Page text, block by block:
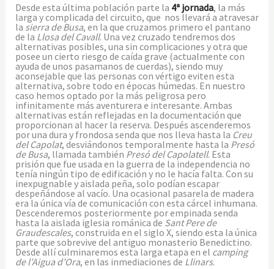
Desde esta última población parte la 4ª jornada, la más
larga y complicada del circuito, que nos llevará a atravesar
la sierra de Busa, en la que cruzamos primero el pantano
de la Llosa del Cavall. Una vez cruzado tendremos dos
alternativas posibles, una sin complicaciones y otra que
posee un cierto riesgo de caída grave (actualmente con
ayuda de unos pasamanos de cuerdas), siendo muy
aconsejable que las personas con vértigo eviten esta
alternativa, sobre todo en épocas húmedas. En nuestro
caso hemos optado por la más peligrosa pero
infinitamente más aventurera e interesante. Ambas
alternativas están reflejadas en la documentación que
proporcionan al hacer la reserva. Después ascenderemos
por una dura y frondosa senda que nos lleva hasta la Creu
del Capolat, desviándonos temporalmente hasta la Presó
de Busa, llamada también Presó del Capolatell. Esta
prisión que fue usada en la guerra de la independencia no
tenía ningún tipo de edificación y no le hacía falta. Con su
inexpugnable y aislada peña, solo podían escapar
despeñándose al vacío. Una ocasional pasarela de madera
era la única vía de comunicación con esta cárcel inhumana.
Descenderemos posteriormente por empinada senda
hasta la aislada iglesia románica de Sant Pere de
Graudescales, construida en el siglo X, siendo esta la única
parte que sobrevive del antiguo monasterio Benedictino.
Desde allí culminaremos esta larga etapa en el camping
de l’Aigua d’Ora, en las inmediaciones de Llinars.